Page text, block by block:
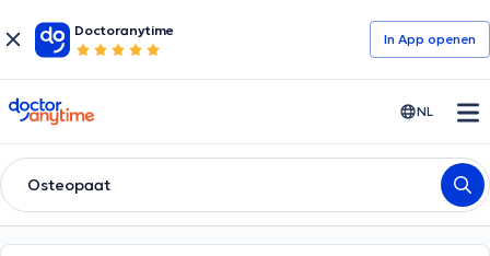
Doctoranytime
In App openen
doctoranytime NL
Osteopaat